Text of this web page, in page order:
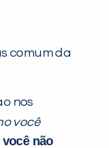
comum da
nos
você
não